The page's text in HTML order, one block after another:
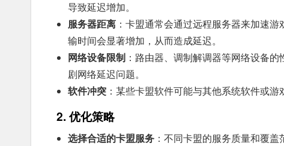
导致延迟增加。
服务器距离 ：卡盟通常会通过远程服务器来加速
输时间会显著增加，从而造成延迟。
网络设备限制 ：路由器、调制解调器等网络设备
剧网络延迟问题。
软件冲突 ：某些卡盟软件可能与其他系统软件或
2. 优化策略
选择合适的卡盟服务 ：不同卡盟的服务质量和覆